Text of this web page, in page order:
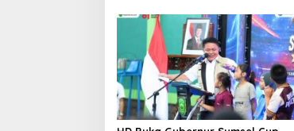
Mental dan Kedisiplinan Generasi